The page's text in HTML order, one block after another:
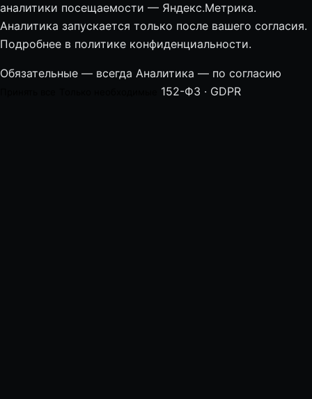
аналитики посещаемости — Яндекс.Метрика.
Аналитика запускается только после вашего согласия.
Подробнее в политике конфиденциальности.
Обязательные — всегда Аналитика — по согласию
152-ФЗ · GDPR